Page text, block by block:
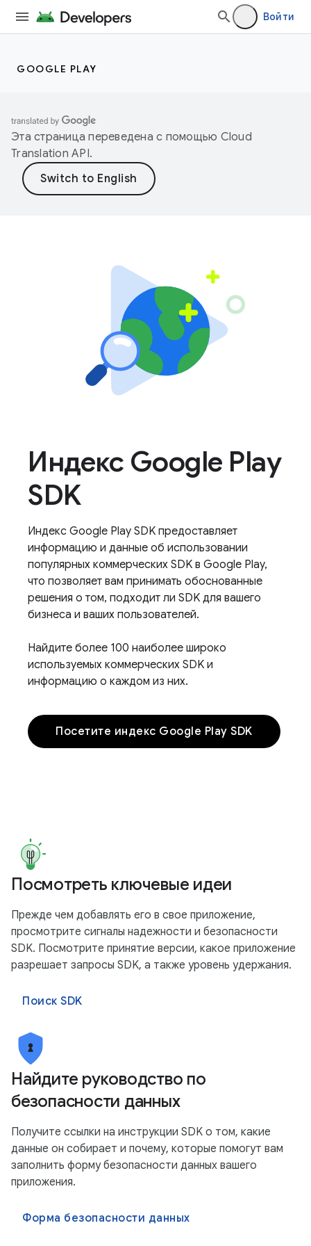
Войти
GOOGLE PLAY
Эта страница переведена с помощью Cloud
Translation API.
Индекс Google Play
SDK
Индекс Google Play SDK предоставляет
информацию и данные об использовании
популярных коммерческих SDK в Google Play,
что позволяет вам принимать обоснованные
решения о том, подходит ли SDK для вашего
бизнеса и ваших пользователей.
Найдите более 100 наиболее широко
используемых коммерческих SDK и
информацию о каждом из них.
Посетите индекс Google Play SDK
Посмотреть ключевые идеи
Прежде чем добавлять его в свое приложение,
просмотрите сигналы надежности и безопасности
SDK. Посмотрите принятие версии, какое приложение
разрешает запросы SDK, а также уровень удержания.
Поиск SDK
Найдите руководство по
безопасности данных
Получите ссылки на инструкции SDK о том, какие
данные он собирает и почему, которые помогут вам
заполнить форму безопасности данных вашего
приложения.
Форма безопасности данных